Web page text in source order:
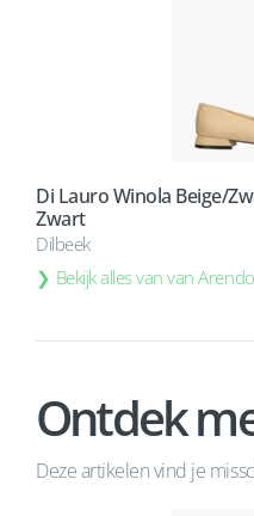
Di Lauro Winola Beige/
Zwart
Dilbeek
Bekijk alles van van
Ontdek
Deze artikelen vind je